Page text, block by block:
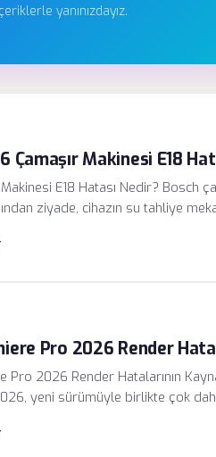
yanınızdayız.
Çamaşır Makinesi E18
E18 Hatası Nedir? Bosch
ziyade, cihazın su tahliye
su boşaltma süreci,
Pro 2026 Render
Pro 2026 Render Hatalarının
yeni sürümüyle birlikte çok
beraberinde karmaşık donanım
projelerin veya yüksek bit